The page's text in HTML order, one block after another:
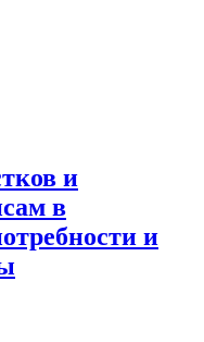
и
в
и